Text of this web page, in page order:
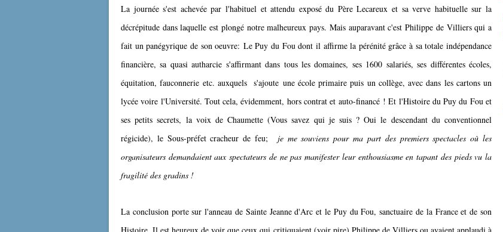
La journée s'est achevée par l'habituel et attendu exposé du Père Lecareux et sa verve habituelle sur la
décrépitude dans laquelle est plongé notre malheureux pays. Mais auparavant c'est Philippe de Villiers qui a
fait un panégyrique de son oeuvre: Le Puy du Fou dont il affirme la pérénité grâce à sa totale indépendance
financière, sa quasi autharcie s'affirmant dans tous les domaines, ses 1600 salariés, ses différentes écoles,
équitation, fauconnerie etc. auxquels s'ajoute une école primaire puis un collège, avec dans les cartons un
lycée voire l'Université. Tout cela, évidemment, hors contrat et auto-financé ! Et l'Histoire du Puy du Fou et
ses petits secrets, la voix de Chaumette (Vous savez qui je suis ? Oui le descendant du conventionnel
régicide), le Sous-préfet cracheur de feu; je me souviens pour ma part des premiers spectacles où les
organisateurs demandaient aux spectateurs de ne pas manifester leur enthousiasme en tapant des pieds vu la
fragilité des gradins !
La conclusion porte sur l'anneau de Sainte Jeanne d'Arc et le Puy du Fou, sanctuaire de la France et de son
Histoire. Il est heureux de voir que ceux qui critiquaient (voir pire) Philippe de Villiers ou avaient applaudi à